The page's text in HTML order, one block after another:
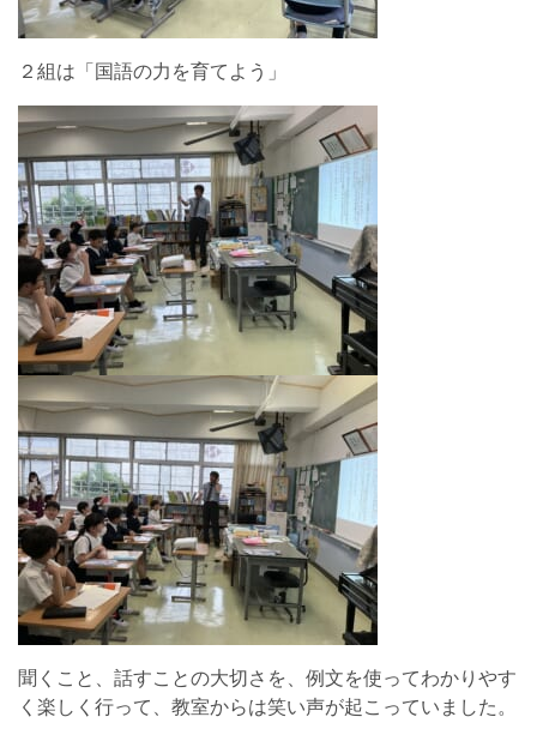
２組は「国語の力を育てよう」
聞くこと、話すことの大切さを、例文を使ってわかりやす
く楽しく行って、教室からは笑い声が起こっていました。